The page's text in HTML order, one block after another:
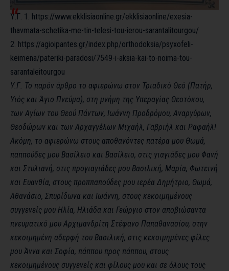
Υ.Γ. 1. https://www.ekklisiaonline.gr/ekklisiaonline/exesia-
thavmata-schetika-me-tin-telesi-tou-ierou-sarantalitourgou/
2. https://agioipantes.gr/index.php/orthodoksia/psyxofeli-
keimena/pateriki-paradosi/7549-i-aksia-kai-to-noima-tou-
sarantaleitourgou
Υ.Γ. Το παρόν άρθρο το αφιερώνω στoν Τριαδικό Θεό (Πατήρ,
Υιός και Άγιο Πνεύμα), στη μνήμη της Υπεραγίας Θεοτόκου,
των Αγίων του Θεού Πάντων, Ιωάννη Προδρόμου, Αναργύρων,
Θεοδώρων και των Αρχαγγέλων Μιχαήλ, Γαβριήλ και Ραφαήλ!
Ακόμη, το αφιερώνω στους αποθανόντες πατέρα μου Θωμά,
παππούδες μου Βασίλειο και Βασίλειο, στις γιαγιάδες μου Φανή
και Στυλιανή, στις προγιαγιάδες μου Βασιλική, Μαρία, Φωτεινή
και Ευανθία, στους προππαπούδες μου ιερέα Δημήτριο, Θωμά,
Αθανάσιο, Σπυρίδωνα και Ιωάννη, στους κεκοιμημένους
συγγενείς μου Ηλία, Ηλιάδα και Γεώργιο στον αποβιώσαντα
πνευματικό μου Αρχιμανδρίτη Στέφανο Παπαθανασίου, στην
κεκοιμημένη αδερφή του Βασιλική, στις κεκοιμημένες φίλες
μου Άννα και Σοφία, πάππου προς πάππου, στους
κεκοιμημένους συγγενείς και φίλους μου και σε όλους τους